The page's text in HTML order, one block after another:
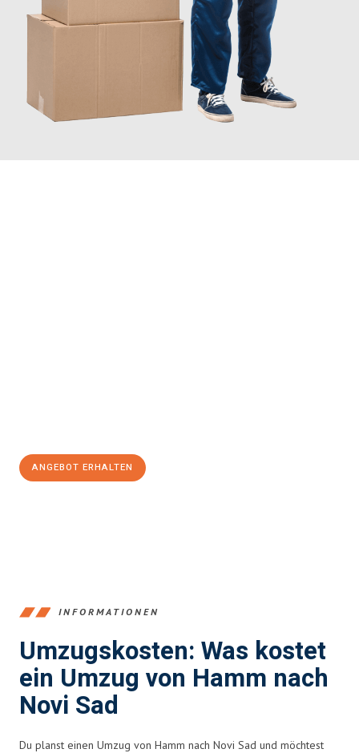
ANGEBOT ERHALTEN
INFORMATIONEN
Umzugskosten: Was kostet
ein Umzug von Hamm nach
Novi Sad
Du planst einen Umzug von Hamm nach Novi Sad und möchtest